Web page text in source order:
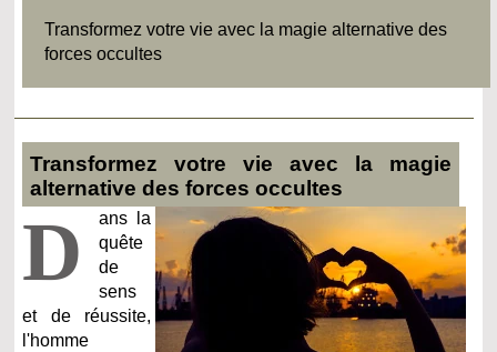
Transformez votre vie avec la magie alternative des
forces occultes
Transformez votre vie avec la magie
alternative des forces occultes
D
ans la
quête
de
sens
et de réussite,
l'homme